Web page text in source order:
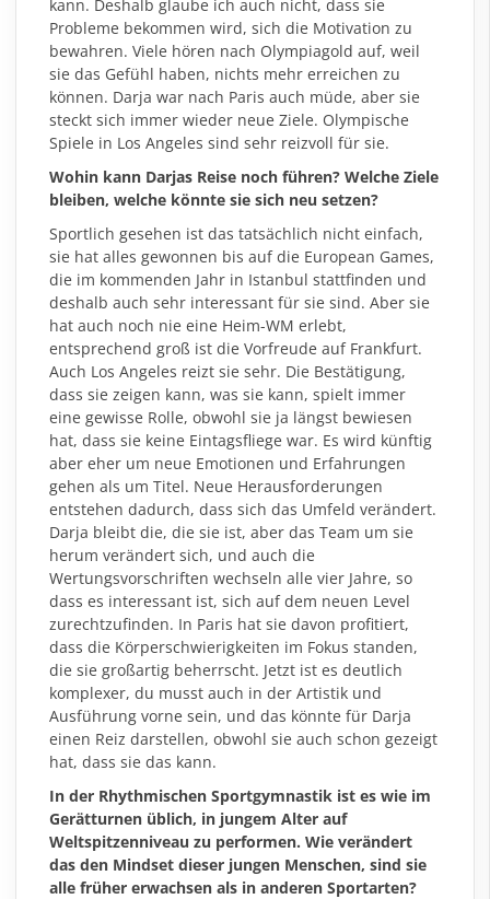
kann. Deshalb glaube ich auch nicht, dass sie
Probleme bekommen wird, sich die Motivation zu
bewahren. Viele hören nach Olympiagold auf, weil
sie das Gefühl haben, nichts mehr erreichen zu
können. Darja war nach Paris auch müde, aber sie
steckt sich immer wieder neue Ziele. Olympische
Spiele in Los Angeles sind sehr reizvoll für sie.
Wohin kann Darjas Reise noch führen? Welche Ziele
bleiben, welche könnte sie sich neu setzen?
Sportlich gesehen ist das tatsächlich nicht einfach,
sie hat alles gewonnen bis auf die European Games,
die im kommenden Jahr in Istanbul stattfinden und
deshalb auch sehr interessant für sie sind. Aber sie
hat auch noch nie eine Heim-WM erlebt,
entsprechend groß ist die Vorfreude auf Frankfurt.
Auch Los Angeles reizt sie sehr. Die Bestätigung,
dass sie zeigen kann, was sie kann, spielt immer
eine gewisse Rolle, obwohl sie ja längst bewiesen
hat, dass sie keine Eintagsfliege war. Es wird künftig
aber eher um neue Emotionen und Erfahrungen
gehen als um Titel. Neue Herausforderungen
entstehen dadurch, dass sich das Umfeld verändert.
Darja bleibt die, die sie ist, aber das Team um sie
herum verändert sich, und auch die
Wertungsvorschriften wechseln alle vier Jahre, so
dass es interessant ist, sich auf dem neuen Level
zurechtzufinden. In Paris hat sie davon profitiert,
dass die Körperschwierigkeiten im Fokus standen,
die sie großartig beherrscht. Jetzt ist es deutlich
komplexer, du musst auch in der Artistik und
Ausführung vorne sein, und das könnte für Darja
einen Reiz darstellen, obwohl sie auch schon gezeigt
hat, dass sie das kann.
In der Rhythmischen Sportgymnastik ist es wie im
Gerätturnen üblich, in jungem Alter auf
Weltspitzenniveau zu performen. Wie verändert
das den Mindset dieser jungen Menschen, sind sie
alle früher erwachsen als in anderen Sportarten?